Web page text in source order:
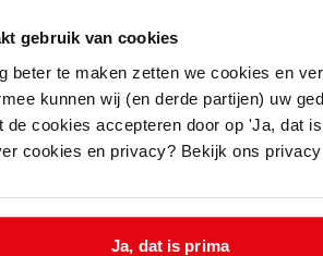
gebruik van cookies
beter te maken zetten we cookies en
kunnen wij (en derde partijen) uw
de cookies accepteren door op 'Ja, dat
cookies en privacy? Bekijk ons
Ja, dat is prima
1991